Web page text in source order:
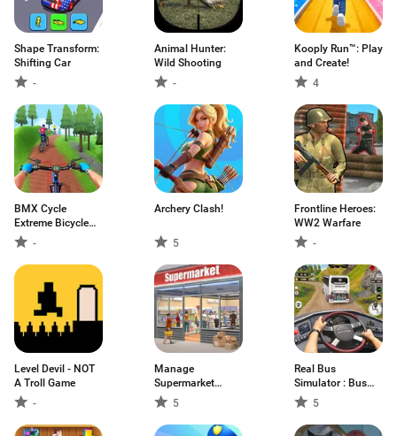
Shape Transform:
Shifting Car
-
Animal Hunter:
Wild Shooting
-
Kooply Run™: Play
and Create!
4
BMX Cycle
Extreme Bicycle
Game-
Archery Clash!
5
Frontline Heroes:
WW2 Warfare
-
Level Devil - NOT
A Troll Game
-
Manage
Supermarket
Simulator
5
Real Bus
Simulator : Bus
Games
5